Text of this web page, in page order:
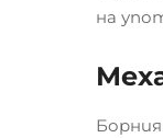
на